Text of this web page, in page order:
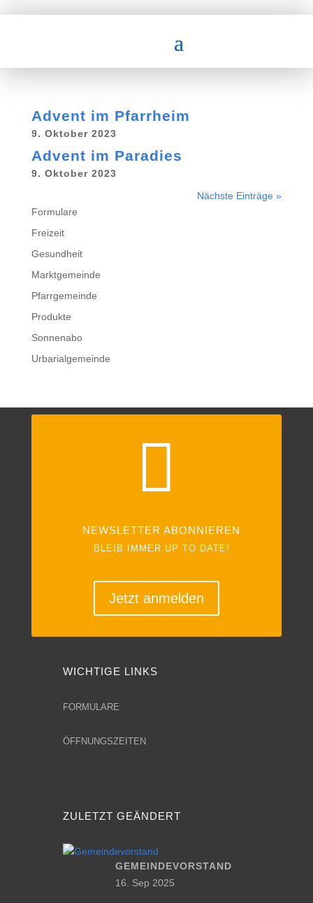
Advent im Pfarrheim
9. Oktober 2023
Advent im Paradies
9. Oktober 2023
Nächste Einträge »
Formulare
Freizeit
Gesundheit
Marktgemeinde
Pfarrgemeinde
Produkte
Sonnenabo
Urbarialgemeinde

NEWSLETTER ABONNIEREN
BLEIB IMMER UP TO DATE!
Jetzt anmelden
WICHTIGE LINKS
FORMULARE
ÖFFNUNGSZEITEN
ZULETZT GEÄNDERT
GEMEINDEVORSTAND
16. Sep 2025